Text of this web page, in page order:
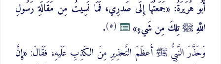
أَبُو هُرَيرَةُ: «جَمَعتُهَا إِلَى صَدرِي، فَمَا نَسِيتُ مِن مَقَالَةِ رَسُولِ
اللَّهِ ﷺ تِلكَ مِن شَيءٍ»
(٥)
.
وَحَذَّرَ النَّبِيُّ ﷺ أَعظَمَ التَّحذِيرِ مِنَ الكَذِبِ عَلَيهِ، فَقَالَ: «إِنَّ